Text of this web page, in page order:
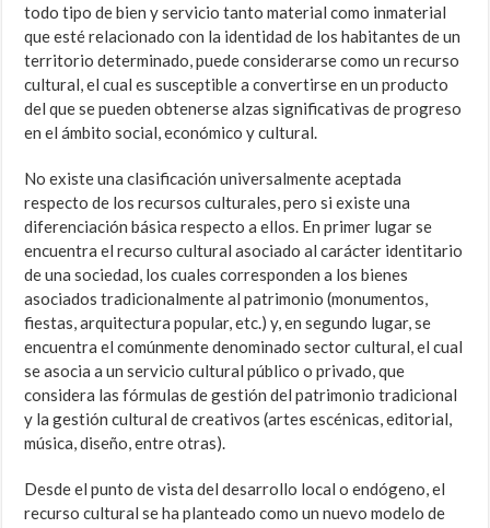
todo tipo de bien y servicio tanto material como inmaterial
que esté relacionado con la identidad de los habitantes de un
territorio determinado, puede considerarse como un recurso
cultural, el cual es susceptible a convertirse en un producto
del que se pueden obtenerse alzas significativas de progreso
en el ámbito social, económico y cultural.
No existe una clasificación universalmente aceptada
respecto de los recursos culturales, pero si existe una
diferenciación básica respecto a ellos. En primer lugar se
encuentra el recurso cultural asociado al carácter identitario
de una sociedad, los cuales corresponden a los bienes
asociados tradicionalmente al patrimonio (monumentos,
fiestas, arquitectura popular, etc.) y, en segundo lugar, se
encuentra el comúnmente denominado sector cultural, el cual
se asocia a un servicio cultural público o privado, que
considera las fórmulas de gestión del patrimonio tradicional
y la gestión cultural de creativos (artes escénicas, editorial,
música, diseño, entre otras).
Desde el punto de vista del desarrollo local o endógeno, el
recurso cultural se ha planteado como un nuevo modelo de